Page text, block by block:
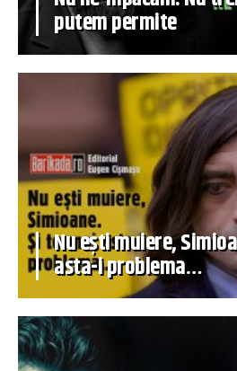
putem permite
Nu ești muiere,
asta-i problema…